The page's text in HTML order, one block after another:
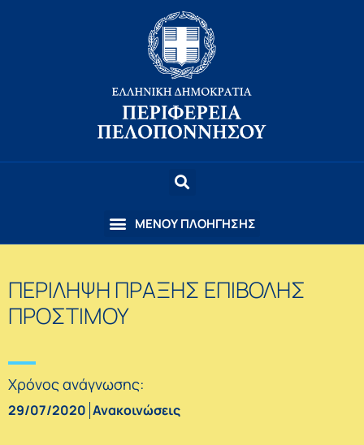
ΠΕΡΙΛΗΨΗ ΠΡΑΞΗΣ ΕΠΙΒΟΛΗΣ
ΠΡΟΣΤΙΜΟΥ
Χρόνος ανάγνωσης:
29/07/2020 Ανακοινώσεις